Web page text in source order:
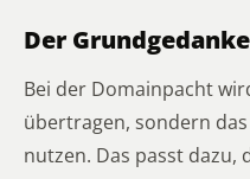
Der Grundgedanke
Bei der Domainpacht
übertragen, sondern
nutzen. Das passt dazu,